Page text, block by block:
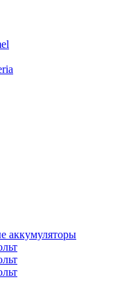
аккумуляторы